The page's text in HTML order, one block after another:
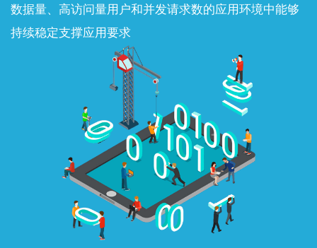
数据量、高访问量用户和并发请求数的应用环境中能够
持续稳定支撑应用要求